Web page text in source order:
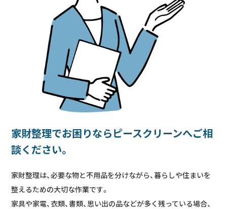
家財整理でお困りならピースクリーンへご相
談ください。
家財整理は、必要な物と不用品を分けながら、暮らしや住まいを
整えるための大切な作業です。
家具や家電、衣類、書類、思い出の品などが多く残っている場合、